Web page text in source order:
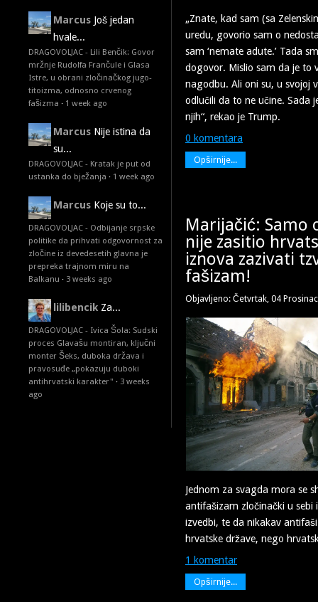
Marcus Još jedan
hvale...
DRAGOVOLJAC - Lili Benčik: Govor
mržnje Rudolfa Frančule i Glasa
Istre, u obrani zločinačkog jugo-
titoizma, odnosno crvenog
fašizma · 1 week ago
Marcus Nije istina da
su...
DRAGOVOLJAC - Kratak je put od
ustanka do bježanja · 1 week ago
Marcus Koje su to...
DRAGOVOLJAC - Odbijanje srpske
politike da prihvati odgovornost za
zločine iz devedesetih glavna je
prepreka trajnom miru na
Balkanu · 3 weeks ago
lilibencik Za...
DRAGOVOLJAC - Ivica Šola: Sudski
proces Glavašu montiran, ključni
monter Šeks, duboka država i
pravosuđe „pokazuju duboki
antihrvatski karakter" · 3 weeks
ago
„Znate, kad sam (sa
uredu, govorio sam o
sam ‘nemate adute.’ Tada
dogovor. Mislio sam da je to
nagodbu. Ali oni su, u svojoj
odlučili da to ne učine. Sada
njih“, rekao je Trump.
0 komentara
Opširnije...
Marijačić: Samo
nije zasitio
iznova zazivati
fašizam!
Objavljeno: Četvrtak, 04
Jednom za svagda mora se
antifašizam zločinački u sebi
izvedbi, te da nikakav
hrvatske države, nego
1 komentar
Opširnije...